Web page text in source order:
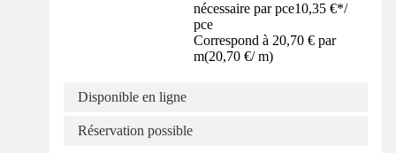
nécessaire par pce10,35 €*/
pce
Correspond à 20,70 € par
m(20,70 €/ m)
Disponible en ligne
Réservation possible